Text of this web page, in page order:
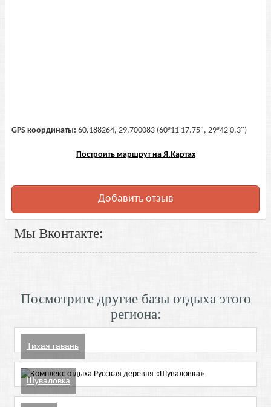
GPS координаты: 60.188264, 29.700083 (60°11'17.75", 29°42'0.3")
Построить маршрут на Я.Картах
Добавить отзыв
Мы Вконтакте:
Посмотрите другие базы отдыха этого
региона:
Тихая гавань
Шуваловка